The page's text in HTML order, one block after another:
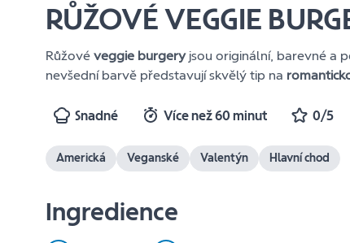
RŮŽOVÉ VEGGIE
Růžovéveggie burgeryjsou originální, barevné a
nevšední barvě představují skvělý tip na
Snadné Více než 60 minut 0/5
Americká Veganské Valentýn Hlavní chod
Ingredience